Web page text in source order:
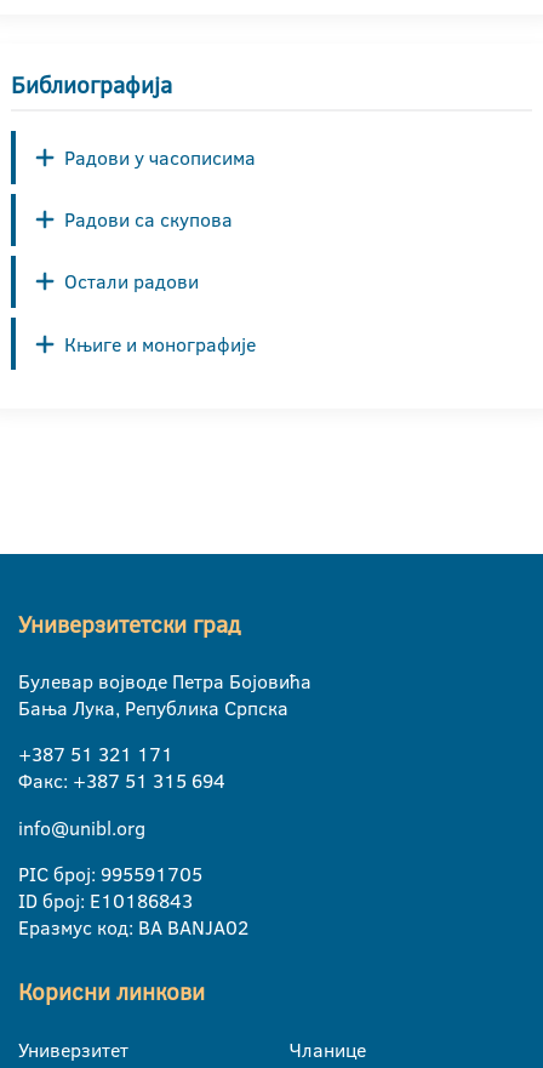
Библиографија
Радови у часописима
Радови са скупова
Остали радови
Књиге и монографије
Универзитетски град
Булевар војводе Петра Бојовића
Бања Лука, Република Српска
+387 51 321 171
Факс: +387 51 315 694
info@unibl.org
PIC број: 995591705
ID број: E10186843
Еразмус код: BA BANJA02
Корисни линкови
Универзитет
Чланице